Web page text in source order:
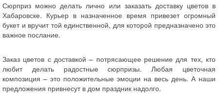
Сюрприз можно делать лично или заказать доставку цветов в
Хабаровске. Курьер в назначенное время привезет огромный
букет и вручит той единственной, для которой предназначено это
важное послание.
Заказ цветов с доставкой – потрясающее решение для тех, кто
любит делать радостные сюрпризы. Любая цветочная
композиция – это положительные эмоции на весь день. А наши
предложения привнесут в дом праздник надолго.